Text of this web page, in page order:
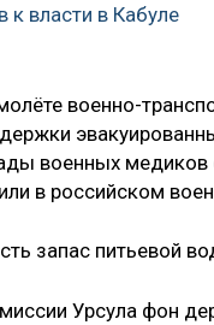
к власти в Кабуле
военно-
военных
в российском
запас питьевой
Урсула фон